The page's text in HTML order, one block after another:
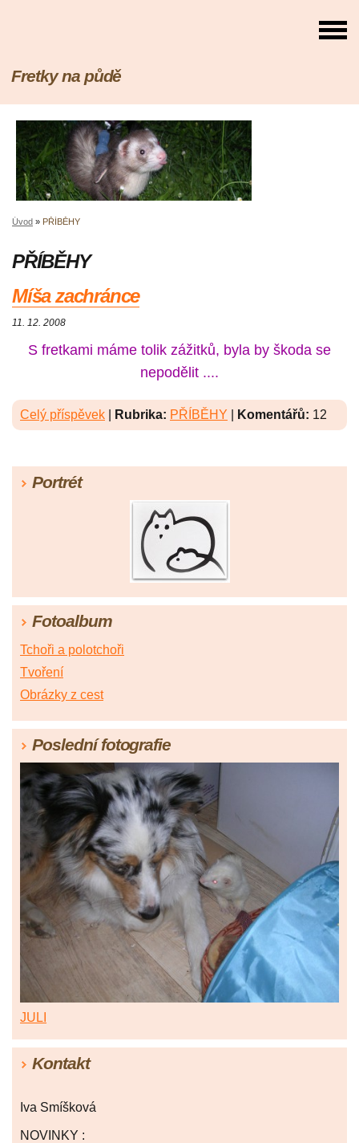
Fretky na půdě
Úvod » PŘÍBĚHY
PŘÍBĚHY
Míša zachránce
11. 12. 2008
S fretkami máme tolik zážitků, byla by škoda se
nepodělit ....
Celý příspěvek Rubrika: PŘÍBĚHY Komentářů: 12
Portrét
Fotoalbum
Tchoři a polotchoři
Tvoření
Obrázky z cest
Poslední fotografie
JULI
Kontakt
Iva Smíšková
NOVINKY :